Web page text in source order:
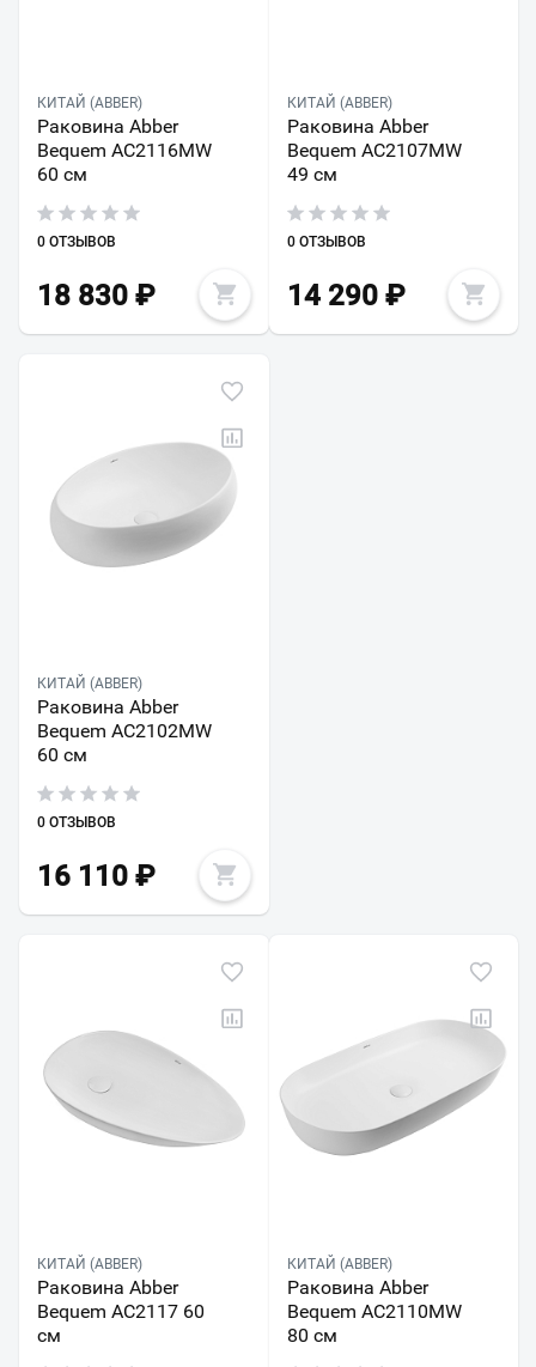
КИТАЙ (ABBER)
Раковина Abber
Bequem AC2116MW
60 см
0 ОТЗЫВОВ
18 830 ₽
КИТАЙ (ABBER)
Раковина Abber
Bequem AC2107MW
49 см
0 ОТЗЫВОВ
14 290₽
КИТАЙ (ABBER)
Раковина Abber
Bequem AC2102MW
60 см
0 ОТЗЫВОВ
16 110 ₽
КИТАЙ (ABBER)
Раковина Abber
Bequem AC2117 60
см
КИТАЙ (ABBER)
Раковина Abber
Bequem AC2110MW
80 см